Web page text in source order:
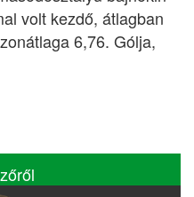
volt kezdő, átlagban
6,76. Gólja,